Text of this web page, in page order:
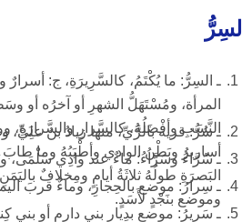
السِرُّ
المرأة، ومُسْتَهَلُّ الشهرِ أو آخرُه أو
البَصرَةِ طولُهُ ثلاثَةُ أيامٍ ومِخلافٌ
وموضع بنَجْدٍ لأَسَدٍ.
ـ سُرُّ: قرية بالرَّيِّ، منها زيادُ بنُ علِيٍّ،
ـ سُرَّاءُ وسَرَّاءُ: ماءٌ عند وادِي سَلْمَى، وبُرْقَةٌ عند وادِي أُرُلٍ، واسمٌ لسُرَّ من رَأى.
ـ سِرارُ: موضع بالحِجازِ، وماءٌ قربَ
ـ سَرِيرُ: موضع بدِيارِ بني دارِمٍ أو بني